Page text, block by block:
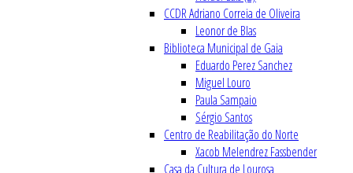
CCDR Adriano Correia de Oliveira
Leonor de Blas
Biblioteca Municipal de Gaia
Eduardo Perez Sanchez
Miguel Louro
Paula Sampaio
Sérgio Santos
Centro de Reabilitação do Norte
Xacob Melendrez Fassbender
Casa da Cultura de Lourosa